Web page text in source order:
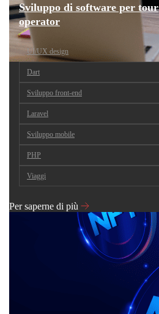
Sviluppo di software per tour
operator
UI/UX design
Dart
Sviluppo front-end
Laravel
Sviluppo mobile
PHP
Viaggi
Per saperne di più